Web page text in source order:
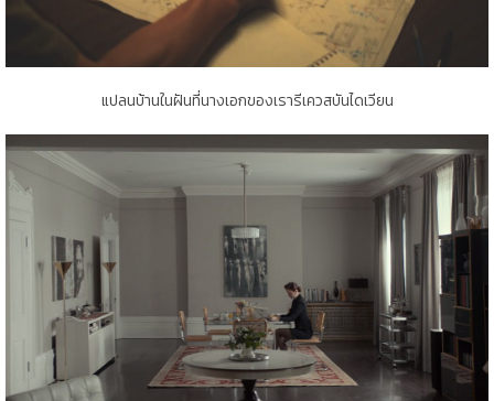
แปลนบ้านในฝันที่นางเอกของเรารีเควสบันไดเวียน